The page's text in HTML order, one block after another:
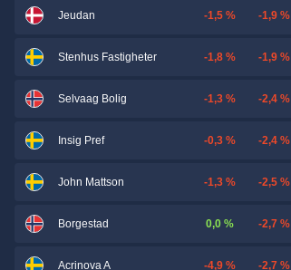
Jeudan -1,5 % -1,9 %
Stenhus Fastigheter -1,8 % -1,9 %
Selvaag Bolig -1,3 % -2,4 %
Insig Pref -0,3 % -2,4 %
John Mattson -1,3 % -2,5 %
Borgestad 0,0 % -2,7 %
Acrinova A -4,9 % -2,7 %